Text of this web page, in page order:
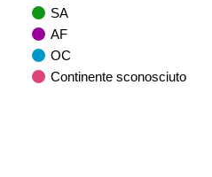
SA
AF
OC
Continente sconosciuto